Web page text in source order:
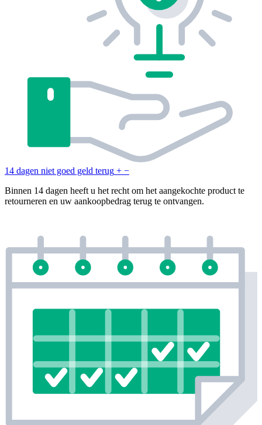
14 dagen niet goed geld terug + −
Binnen 14 dagen heeft u het recht om het aangekochte product te
retourneren en uw aankoopbedrag terug te ontvangen.